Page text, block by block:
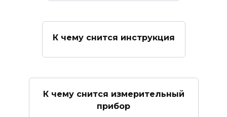
К чему снится инструкция
К чему снится измерительный
прибор